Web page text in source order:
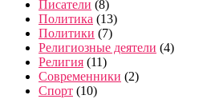
Писатели (8)
Политика (13)
Политики (7)
Религиозные деятели (4)
Религия (11)
Современники (2)
Спорт (10)